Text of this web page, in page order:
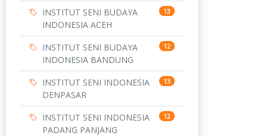
INSTITUT SENI BUDAYA
INDONESIA ACEH
13
INSTITUT SENI BUDAYA
INDONESIA BANDUNG
12
INSTITUT SENI INDONESIA
DENPASAR
13
INSTITUT SENI INDONESIA
PADANG PANJANG
12